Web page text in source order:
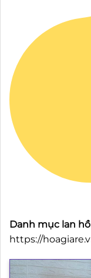
Danh mục lan
https://